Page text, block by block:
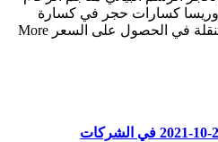
كسارات حجر في كسارة
الحجر في كسارات كسارات متنقلة في الحصول على السعر More